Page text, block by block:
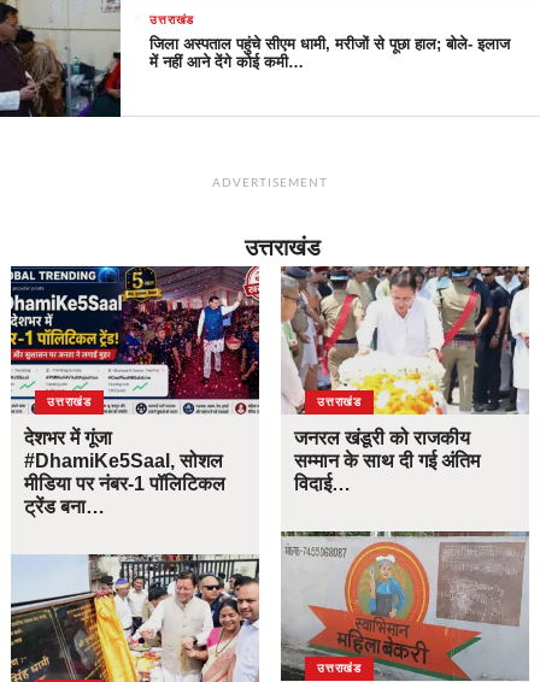
उत्तराखंड
जिला अस्पताल पहुंचे सीएम धामी, मरीजों से पूछा हाल; बोले- इलाज
में नहीं आने देंगे कोई कमी…
ADVERTISEMENT
उत्तराखंड
उत्तराखंड
देशभर में गूंजा
#DhamiKe5Saal, सोशल
मीडिया पर नंबर-1 पॉलिटिकल
ट्रेंड बना…
उत्तराखंड
जनरल खंडूरी को राजकीय
सम्मान के साथ दी गई अंतिम
विदाई…
उत्तराखंड